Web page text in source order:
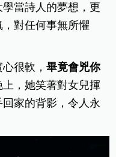
當詩人的夢想，更
對任何事無所懼
心很軟，畢竟會兇你
上，她笑著對女兒揮
家的背影，令人永